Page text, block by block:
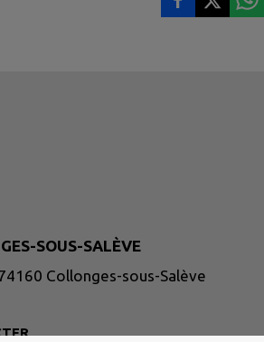
SOUS-SALÈVE
Collonges-sous-Salève